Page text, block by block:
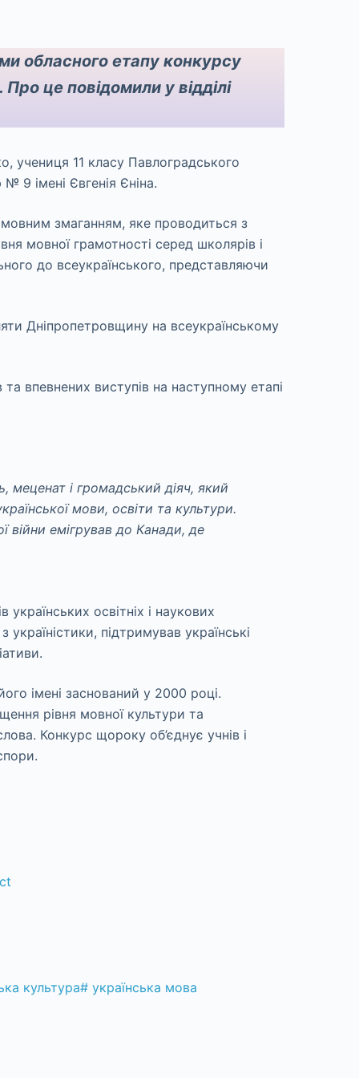
обласного етапу конкурсу
це повідомили у відділі
учениця 11 класу Павлоградського
9 імені Євгенія Єніна.
змаганням, яке проводиться з
мовної грамотності серед школярів і
до всеукраїнського, представляючи
Дніпропетровщину на всеукраїнському
впевнених виступів на наступному етапі
і громадський діяч, який
мови, освіти та культури.
війни емігрував до Канади, де
освітніх і наукових
підтримував українські
імені заснований у 2000 році.
рівня мовної культури та
Конкурс щороку об’єднує учнів і
культура# українська мова